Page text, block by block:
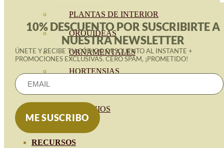
PLANTAS DE INTERIOR
ORQUIDEAS
ORNAMENTALES
HORTENSIAS
GERANIOS
RECURSOS
10% DESCUENTO POR SUSCRIBIRTE A
NUESTRA NEWSLETTER
ÚNETE Y RECIBE TU CÓDIGO DESCUENTO AL INSTANTE +
PROMOCIONES EXCLUSIVAS. CERO SPAM, ¡PROMETIDO!